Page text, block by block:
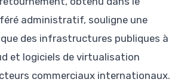
administratif, souligne une
des infrastructures publiques à
et logiciels de virtualisation
commerciaux internationaux.